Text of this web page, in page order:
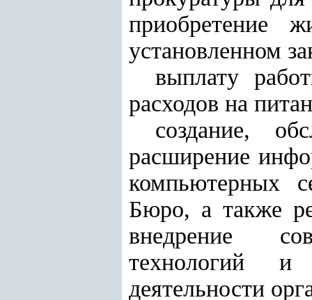
приобретение
установленном
выплату
расходов на
создание,
расширение
компьютерных
Бюро, а также
внедрение
технологий и
деятельности